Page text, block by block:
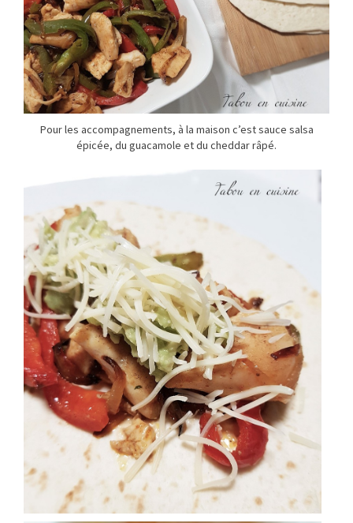
Pour les accompagnements, à la maison c’est sauce salsa
épicée, du guacamole et du cheddar râpé.